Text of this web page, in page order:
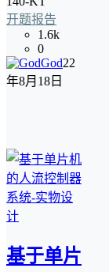
开题报告
1.6k
0
God22
年8月18日
基于单片